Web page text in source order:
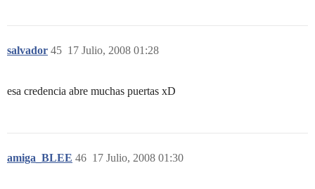
salvador 17 Julio, 2008 01:28
45
esa credencia abre muchas puertas xD
amiga_BLEE 17 Julio, 2008 01:30
46